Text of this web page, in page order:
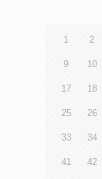
1 2
9 10
17 18
25 26
33 34
41 42